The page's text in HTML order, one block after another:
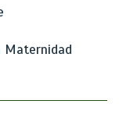
Maternidad